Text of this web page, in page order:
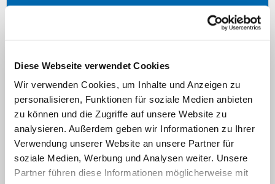
Diese Webseite verwendet Cookies
Wir verwenden Cookies, um Inhalte und Anzeigen zu
personalisieren, Funktionen für soziale Medien anbieten
zu können und die Zugriffe auf unsere Website zu
analysieren. Außerdem geben wir Informationen zu Ihrer
Verwendung unserer Website an unsere Partner für
soziale Medien, Werbung und Analysen weiter. Unsere
Partner führen diese Informationen möglicherweise mit
0211-81-05169